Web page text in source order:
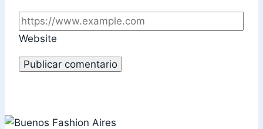
Website